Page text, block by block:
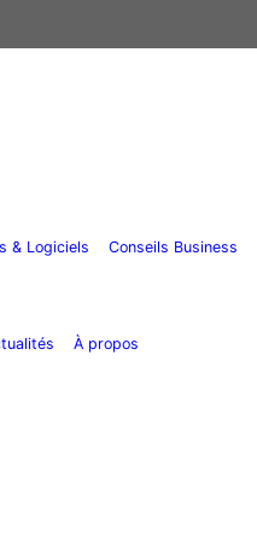
& Logiciels Conseils Business
À propos